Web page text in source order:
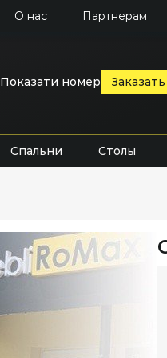
О нас Партнерам
Показати номер
Спальни Столы